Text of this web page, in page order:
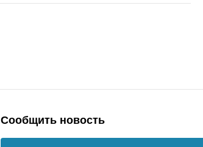
Сообщить новость